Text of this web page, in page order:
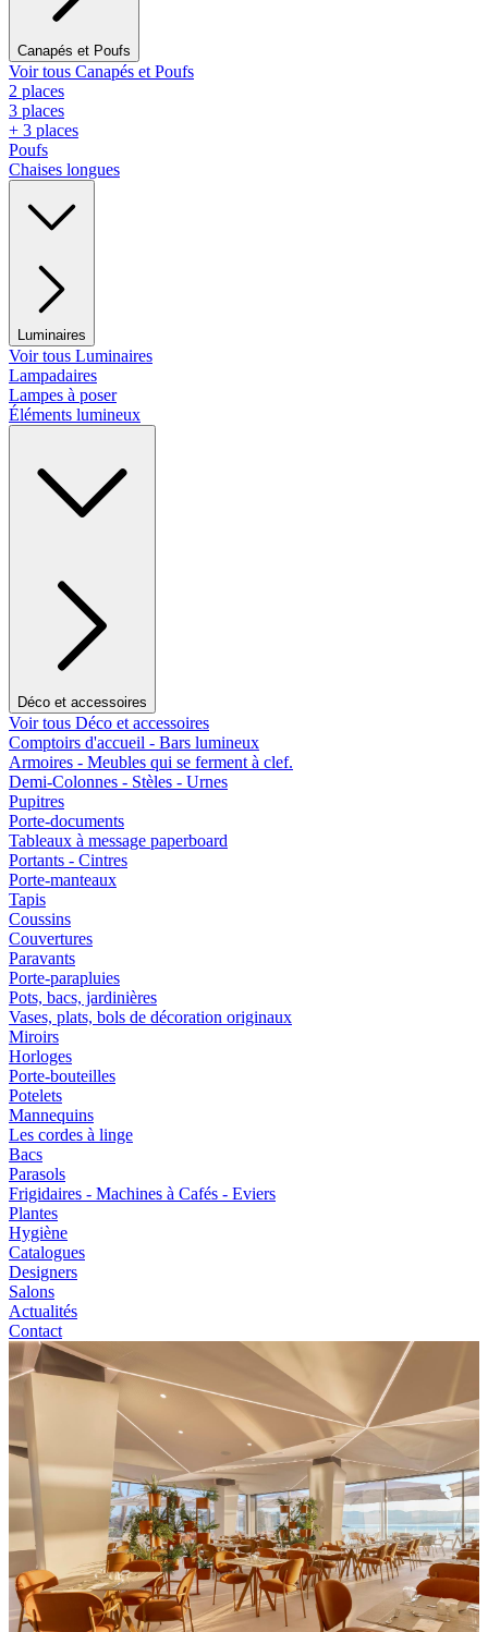
Canapés et Poufs
Voir tous Canapés et Poufs
2 places
3 places
+ 3 places
Poufs
Chaises longues
Luminaires
Voir tous Luminaires
Lampadaires
Lampes à poser
Éléments lumineux
Déco et accessoires
Voir tous Déco et accessoires
Comptoirs d'accueil - Bars lumineux
Armoires - Meubles qui se ferment à clef.
Demi-Colonnes - Stèles - Urnes
Pupitres
Porte-documents
Tableaux à message paperboard
Portants - Cintres
Porte-manteaux
Tapis
Coussins
Couvertures
Paravants
Porte-parapluies
Pots, bacs, jardinières
Vases, plats, bols de décoration originaux
Miroirs
Horloges
Porte-bouteilles
Potelets
Mannequins
Les cordes à linge
Bacs
Parasols
Frigidaires - Machines à Cafés - Eviers
Plantes
Hygiène
Catalogues
Designers
Salons
Actualités
Contact